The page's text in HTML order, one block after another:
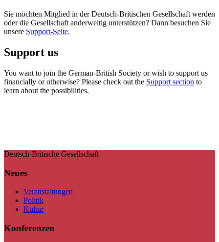
Sie möchten Mitglied in der Deutsch-Britischen Gesellschaft werden
oder die Gesellschaft anderweitig unterstützen? Dann besuchen Sie
unsere Support-Seite.
Support us
You want to join the German-British Society or wish to support us
financially or otherwise? Please check out the Support section to
learn about the possibilities.
Deutsch-Britische Gesellschaft
Neues
Veranstaltungen
Politik
Kultur
Konferenzen